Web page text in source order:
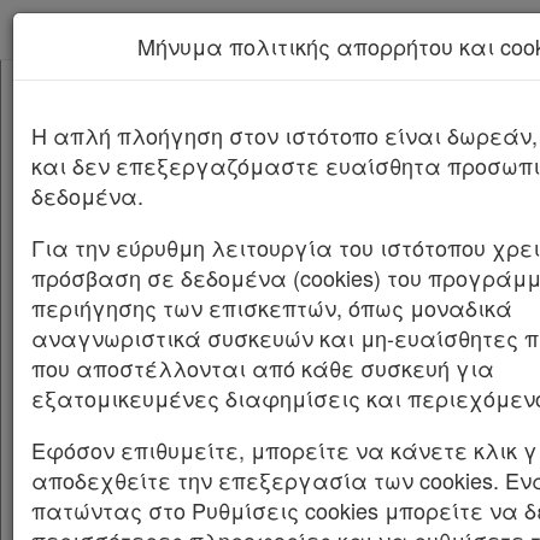
Κεφαλίδα
Σώμα
Υπογραφές
Νέα υπηρεσία Kodiko Assistant.Περισσότερα
Αριθμ.191737ΦΕΚ Δ 435/28.05.2026
Μερική ανάκληση της υπ’ αρ. 1389/6-6-1995
απόφασης του Περιφερειακού Διευθυντή
Νομού Μαγνησίας, της υπ’ αρ. 2518/17-9-1996
απόφασης του Αναπληρωτή Περιφερειακού
Διευθυντή Νομού Μαγνησίας και της υπ’ αρ.
2654/9-8-2007 απόφασης του Γενικού
κήρυξης έκτασης ως αναδασωτέας, ως προς
την έκταση συνολικού εμβαδού 710,20 τ.μ.,
9.252,22 τ.μ. και 13.325,23 τ.μ. αντίστοιχα,
Μήνυμα πολιτικής απορρήτου και
H απλή πλοήγηση στον ιστότοπο είναι
και δεν επεξεργαζόμαστε ευαίσθητα
δεδομένα.
Για την εύρυθμη λειτουργία του ιστότοπου
πρόσβαση σε δεδομένα (cookies) του
περιήγησης των επισκεπτών, όπως μοναδικά
αναγνωριστικά συσκευών και μη-ευαίσθητες
που αποστέλλονται από κάθε συσκευή για
εξατομικευμένες διαφημίσεις και
Εφόσον επιθυμείτε, μπορείτε να κάνετε κλικ
αποδεχθείτε την επεξεργασία των cookies.
πατώντας στο Ρυθμίσεις cookies μπορείτε να